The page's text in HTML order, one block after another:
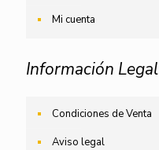
Mi cuenta
Información Legal
Condiciones de Venta
Aviso legal